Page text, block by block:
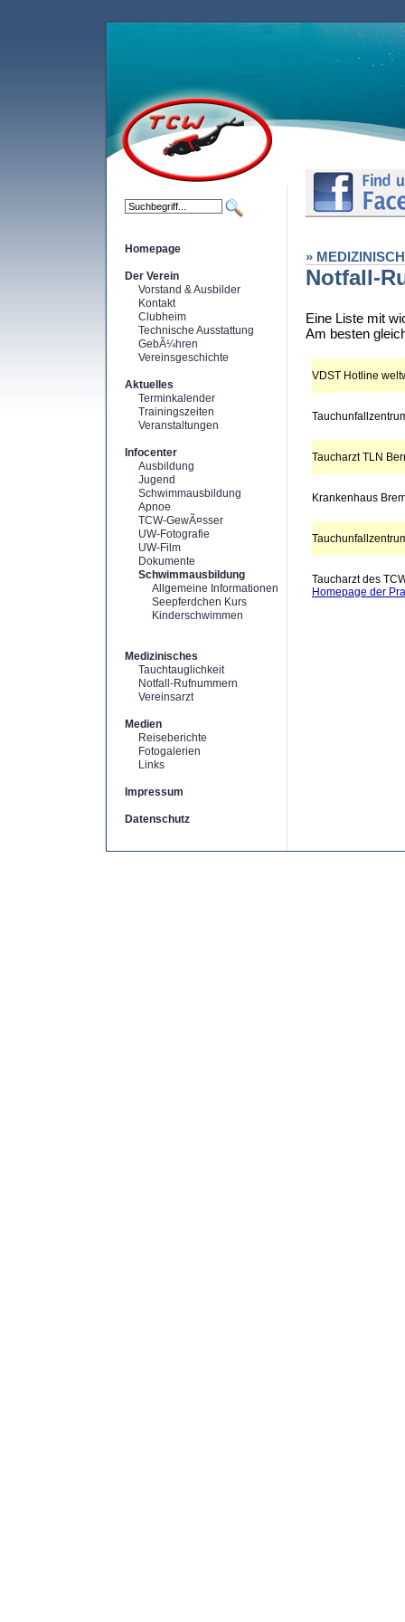
Homepage
Der Verein
Vorstand & Ausbilder
Kontakt
Clubheim
Technische Ausstattung
GebÃ¼hren
Vereinsgeschichte
Aktuelles
Terminkalender
Trainingszeiten
Veranstaltungen
Infocenter
Ausbildung
Jugend
Schwimmausbildung
Apnoe
TCW-GewÃ¤sser
UW-Fotografie
UW-Film
Dokumente
Schwimmausbildung
Allgemeine Informationen
Seepferdchen Kurs
Kinderschwimmen
Medizinisches
Tauchtauglichkeit
Notfall-Rufnummern
Vereinsarzt
Medien
Reiseberichte
Fotogalerien
Links
Impressum
Datenschutz
»
Notfall-
Eine Liste mit
Am besten
VDST Hotline
Taucharzt TLN
Krankenhaus
Taucharzt des
Homepage der